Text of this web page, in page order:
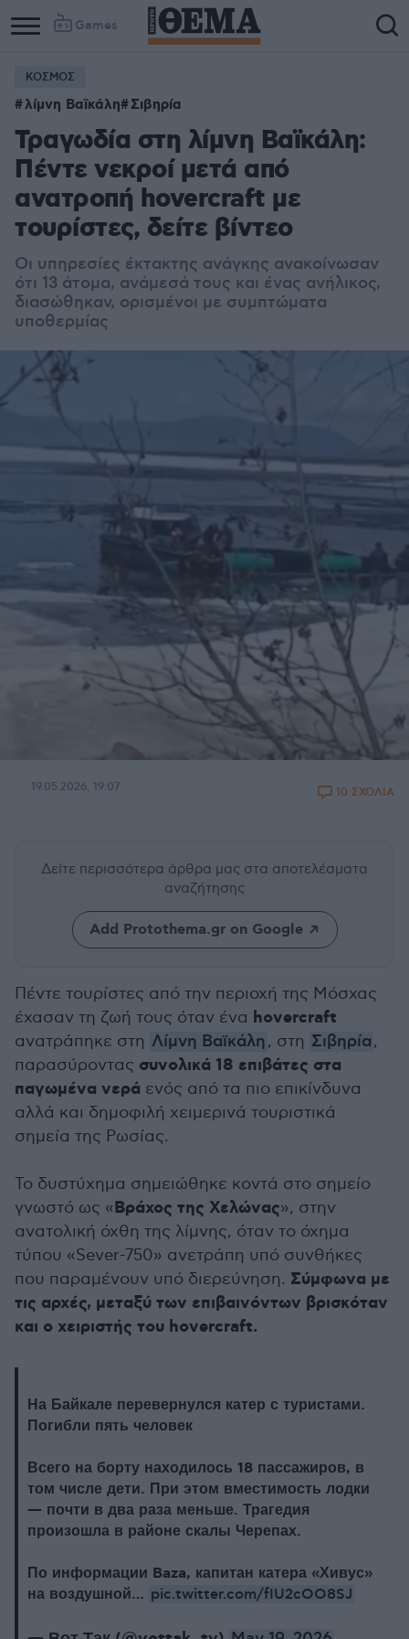
Games
Column
1
Column
2
ΚΟΣΜΟΣ
λίμνη Βαϊκάλη Σιβηρία
Τραγωδία στη λίμνη Βαϊκάλη:
Πέντε νεκροί μετά από
ανατροπή hovercraft με
τουρίστες, δείτε βίντεο
Οι υπηρεσίες έκτακτης ανάγκης ανακοίνωσαν
ότι 13 άτομα, ανάμεσά τους και ένας ανήλικος,
διασώθηκαν, ορισμένοι με συμπτώματα
υποθερμίας
19.05.2026, 19:07 10 ΣΧΟΛΙΑ
Δείτε περισσότερα άρθρα μας στα αποτελέσματα
αναζήτησης
Add Protothema.gr on Google
Πέντε τουρίστες από την περιοχή της Μόσχας
έχασαν τη ζωή τους όταν ένα hovercraft
ανατράπηκε στη Λίμνη Βαϊκάλη, στη Σιβηρία,
παρασύροντας συνολικά 18 επιβάτες στα
παγωμένα νερά ενός από τα πιο επικίνδυνα
αλλά και δημοφιλή χειμερινά τουριστικά
σημεία της Ρωσίας.
Το δυστύχημα σημειώθηκε κοντά στο σημείο
γνωστό ως «Βράχος της Χελώνας», στην
ανατολική όχθη της λίμνης, όταν το όχημα
τύπου «Sever-750» ανετράπη υπό συνθήκες
που παραμένουν υπό διερεύνηση. Σύμφωνα με
τις αρχές, μεταξύ των επιβαινόντων βρισκόταν
και ο χειριστής του hovercraft.
На Байкале перевернулся катер с туристами.
Погибли пять человек
Всего на борту находилось 18 пассажиров, в
том числе дети. При этом вместимость лодки
— почти в два раза меньше. Трагедия
произошла в районе скалы Черепах.
По информации Baza, капитан катера «Хивус»
на воздушной… pic.twitter.com/fIU2cOO8SJ